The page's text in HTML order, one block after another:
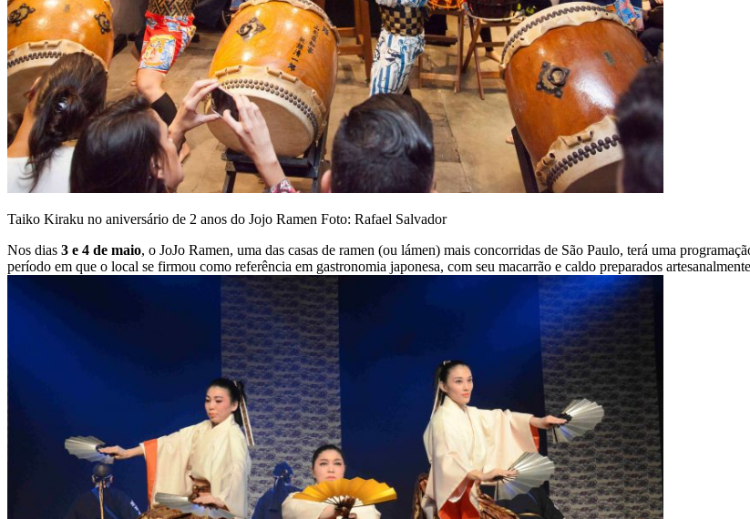
Taiko Kiraku no aniversário de 2 anos do Jojo Ramen Foto: Rafael Salvador
Nos dias 3 e 4 de maio, o JoJo Ramen, uma das casas de ramen (ou lámen) mais concorridas de São Paulo, terá uma
período em que o local se firmou como referência em gastronomia japonesa, com seu macarrão e caldo preparados